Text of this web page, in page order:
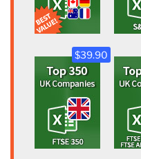
$39.90